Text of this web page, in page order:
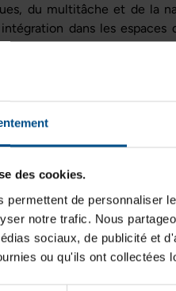
des cookies.
permettent de personnaliser
notre trafic. Nous
sociaux, de publicité et
ou qu'ils ont collectées
du multitâche et de la
dans les espaces
Mémoire
Home
USB, HDMI,